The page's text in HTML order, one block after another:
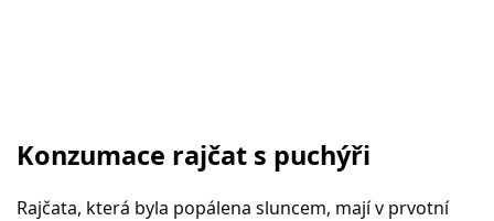
Konzumace rajčat s puchýři
Rajčata, která byla popálena sluncem, mají v prvotní